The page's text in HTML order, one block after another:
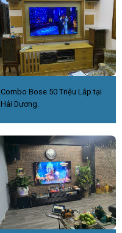
Combo Bose 50 Triệu Lắp tại
Hải Dương.